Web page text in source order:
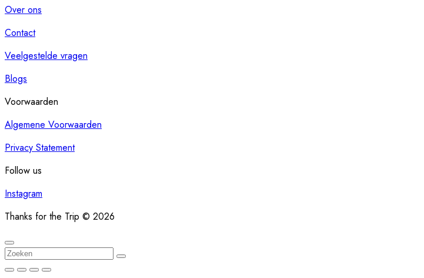
Over ons
Contact
Veelgestelde vragen
Blogs
Voorwaarden
Algemene Voorwaarden
Privacy Statement
Follow us
Instagram
Thanks for the Trip © 2026